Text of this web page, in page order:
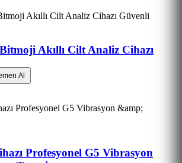
Güvenli
Akıllı Cilt Analiz Cihazı
Al
Profesyonel G5 Vibrasyon